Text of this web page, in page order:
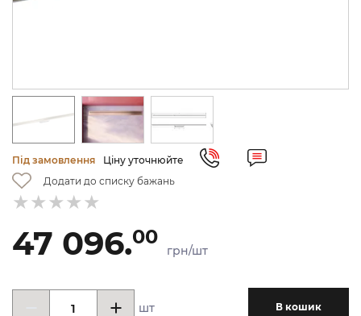
Під замовлення
Ціну уточнюйте
Додати до списку бажань
47 096.00
грн/шт
шт В кошик